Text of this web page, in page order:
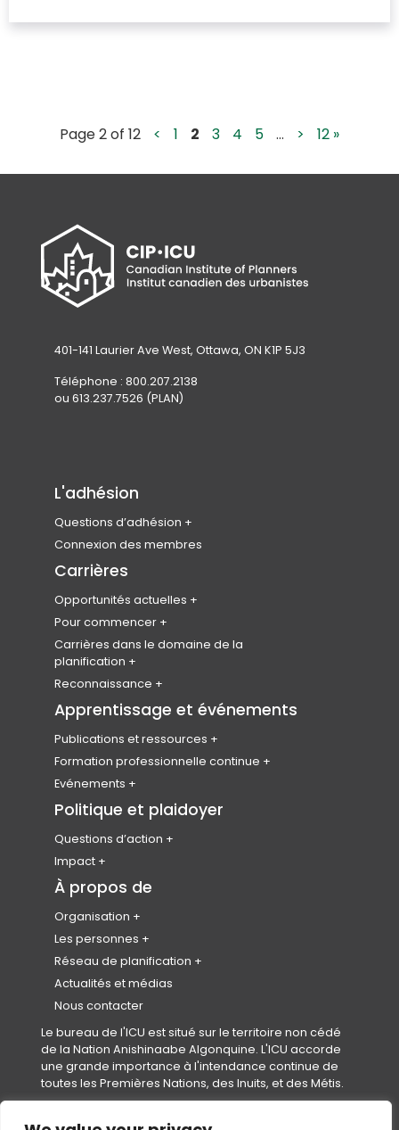
Page 2 of 12 < 1 2 3 4 5 ... > 12 »
401-141 Laurier Ave West, Ottawa, ON K1P 5J3
Téléphone : 800.207.2138
ou 613.237.7526 (PLAN)
L'adhésion
Questions d’adhésion
Rejoindre l’ICU
Admissibilité des membres
Avantages pour les membres
Codes de conduite et d’éthique
professionnelle
FAQ sur l’adhésion
Connexion des membres
Carrières
Opportunités actuelles
Carrefour national d’emplois
Produits
Soumettez votre CV
Bénévole
Pour commencer
Devenir planificateur
Étudiants en urbanisme
Carrières dans le domaine de la
planification
Le programme des leaders émergents
Enquête nationale sur l’emploi
Reconnaissance
Le collège des Fellows
Badges numériques
Prix canadiens d’excellence en
urbanisme
Le Prix de l’urbaniste émergent
Membres honoraires
Apprentissage et événements
Publications et ressources
Plan Canada
Revue canadienne de planification et de
Bibliothèque de ressources
Formation professionnelle continue
CAP HUB
Enregistrez votre CPL
Evénements
Congrès national
Journée mondiale de l’urbanisme
Calendrier des événements
Code de conduite de l’événement
Politique et plaidoyer
Questions d’action
Changement climatique
Collectivités saines
Equity, Diversity & Inclusion
Réconciliation
Impact
Partenariats et représentants
À propos de
Organisation
À propos de nous
Plan stratégique et impact
Conseil d’administration
Gouvernance
Les personnes
Notre équipe
Rejoindre notre équipe
Réseau de planification
Instituts et Associations Provinciaux et
(CNP)(
o
p
e
n
Secrétariats
Le fonds en fidéicommis pour étudiants
en urbanisme et aménagement de l’ICU
Actualités et médias
Nous contacter
Le bureau de l'ICU est situé sur le territoire non cédé
de la Nation Anishinaabe Algonquine. L'ICU accorde
une grande importance à l'intendance continue de
toutes les Premières Nations, des Inuits, et des Métis.